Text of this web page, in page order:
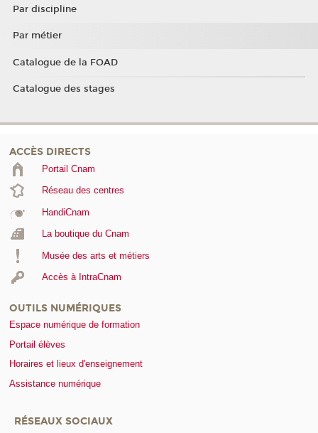
Par discipline
Par métier
Catalogue de la FOAD
Catalogue des stages
ACCÈS DIRECTS
Portail Cnam
Réseau des centres
HandiCnam
La boutique du Cnam
Musée des arts et métiers
Accès à IntraCnam
OUTILS NUMÉRIQUES
Espace numérique de formation
Portail élèves
Horaires et lieux d'enseignement
Assistance numérique
RÉSEAUX SOCIAUX